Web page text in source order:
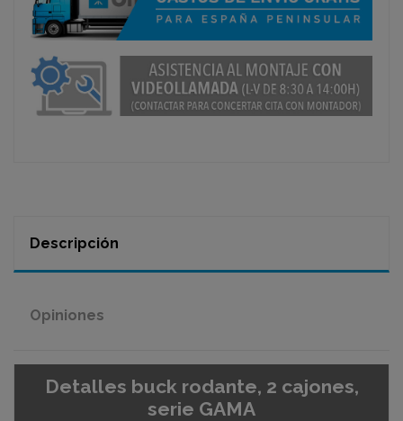
Descripción
Opiniones
Detalles buck rodante, 2 cajones,
serie GAMA